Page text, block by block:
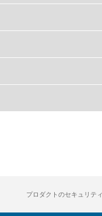
プロダクトのセキュリティ